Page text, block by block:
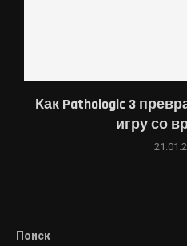
Как Pathologic 3
игру со
Поиск